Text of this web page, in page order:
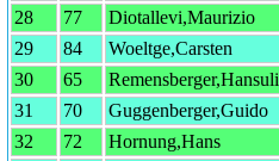
28
77 Diotallevi,Maurizio
29
84 Woeltge,Carsten
30
65 Remensberger,Hansuli
31
70 Guggenberger,Guido
32
72 Hornung,Hans